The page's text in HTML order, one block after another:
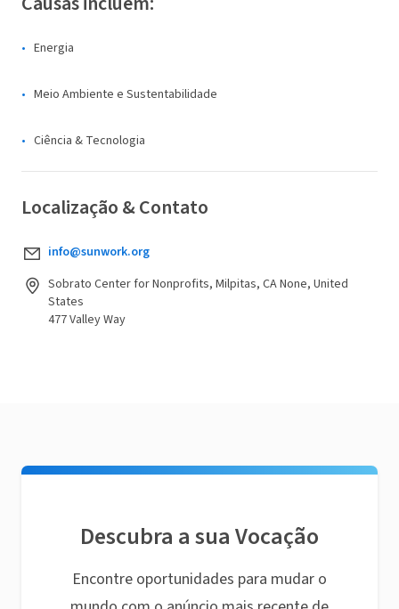
Energia
Meio Ambiente e Sustentabilidade
Ciência & Tecnologia
Localização & Contato
info@sunwork.org
Sobrato Center for Nonprofits, Milpitas, CA None, United
States
477 Valley Way
Descubra a sua Vocação
Encontre oportunidades para mudar o